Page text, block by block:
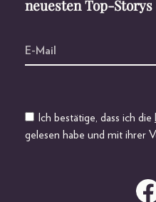
neuesten Top-
Ich bestätige, dass ich die
gelesen habe und mit ihrer